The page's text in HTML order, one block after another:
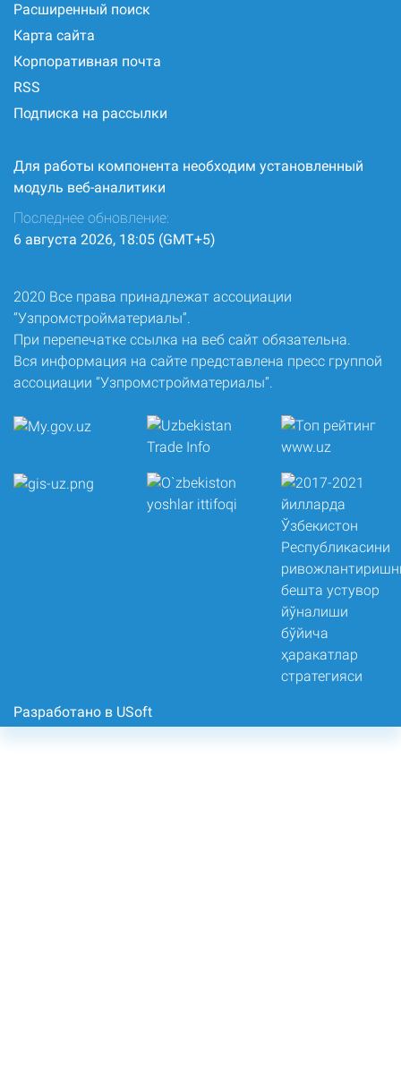
Расширенный поиск
Карта сайта
Корпоративная почта
RSS
Подписка на рассылки
Для работы компонента необходим установленный
модуль веб-аналитики
Последнее обновление:
6 августа 2026, 18:05 (GMT+5)
2020 Все права принадлежат ассоциации
“Узпромстройматериалы”.
При перепечатке ссылка на веб сайт обязательна.
Вся информация на сайте представлена пресс группой
ассоциации “Узпромстройматериалы”.
Разработано в USoft